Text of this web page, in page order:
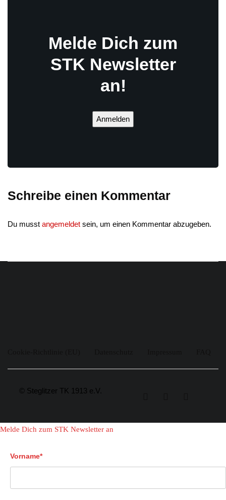
Melde Dich zum
STK Newsletter
an!
Anmelden
Schreibe einen Kommentar
Du musst angemeldet sein, um einen Kommentar abzugeben.
© Steglitzer TK 1913 e.V.
Melde Dich zum STK Newsletter an
Vorname*